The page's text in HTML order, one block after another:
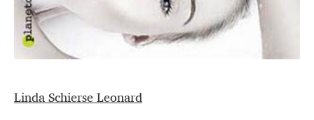
Linda Schierse Leonard